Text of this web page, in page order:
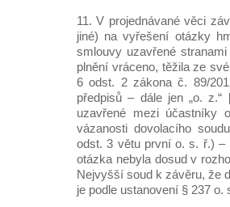
11. V projednávané věci
jiné) na vyřešení otázky
smlouvy uzavřené
plnění vráceno, těžila ze
6 odst. 2 zákona č. 89/
předpisů – dále jen „o.
uzavřené mezi účastníky
vázanosti dovolacího
odst. 3 větu první o. s. ř.) –
otázka nebyla dosud v
Nejvyšší soud k závěru, že
je podle ustanovení § 237 o.